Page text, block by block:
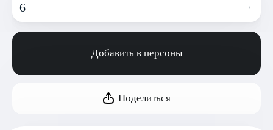
6
Добавить в персоны
Поделиться